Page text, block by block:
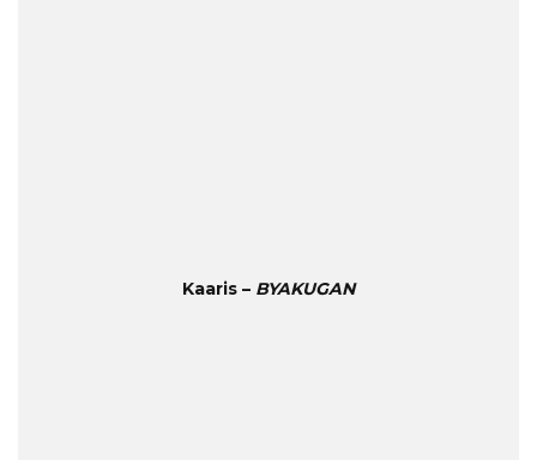
Kaaris – BYAKUGAN